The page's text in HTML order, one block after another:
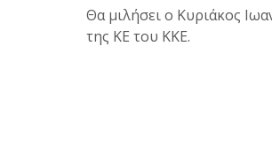
Θα μιλήσει ο Κυριάκος
της ΚΕ του ΚΚΕ.